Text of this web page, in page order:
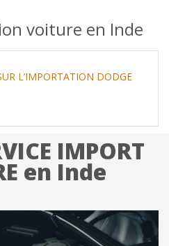
voiture en Inde
L’IMPORTATION DODGE
IMPORT
en Inde